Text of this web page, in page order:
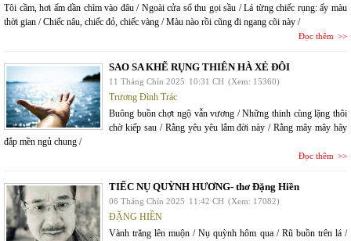
Tôi cầm, hơi ấm dần chìm vào đâu / Ngoài cửa sổ thu gọi sầu / Lá từng chiếc rụng: ấy màu
thời gian / Chiếc nâu, chiếc đỏ, chiếc vàng / Màu nào rồi cũng đi ngang cõi này /
Đọc thêm
SAO SA KHẼ RỤNG THIÊN HÀ XẺ ĐÔI
11 Tháng Chín 2025 10:31 CH (Xem: 15360)
Trương Đình Trác
Buông buồn chợt ngộ vẫn vương / Những thinh cùng lặng thôi
chờ kiếp sau / Rằng yêu yêu lắm đời này / Rằng mây mây hãy
đắp mền ngủ chung /
Đọc thêm
TIẾC NỤ QUỲNH HƯƠNG- thơ Đặng Hiền
06 Tháng Chín 2025 11:42 CH (Xem: 17082)
ĐẶNG HIỀN
Vành trăng lên muộn / Nụ quỳnh hôm qua / Rũ buồn trên lá /